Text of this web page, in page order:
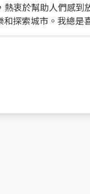
衷於幫助人們感到
探索城市。我總是